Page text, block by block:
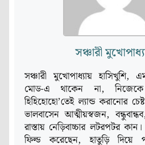
সঞ্চারী
সঞ্চারী মুখোপাধ্যায়
মোড-এ থাকেন না,
হিহিহোহো’তেই ল্যান্ড করানোর
ভালবাসেন আত্মীয়স্বজন,
রাস্তায় নেড়িবাচ্চার লটরপটর
ফিল্ড করেছেন, হাতুড়ি দিয়ে